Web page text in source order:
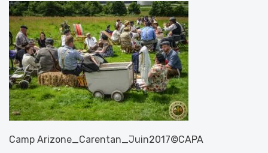
Camp Arizone_Carentan_Juin2017©CAPA